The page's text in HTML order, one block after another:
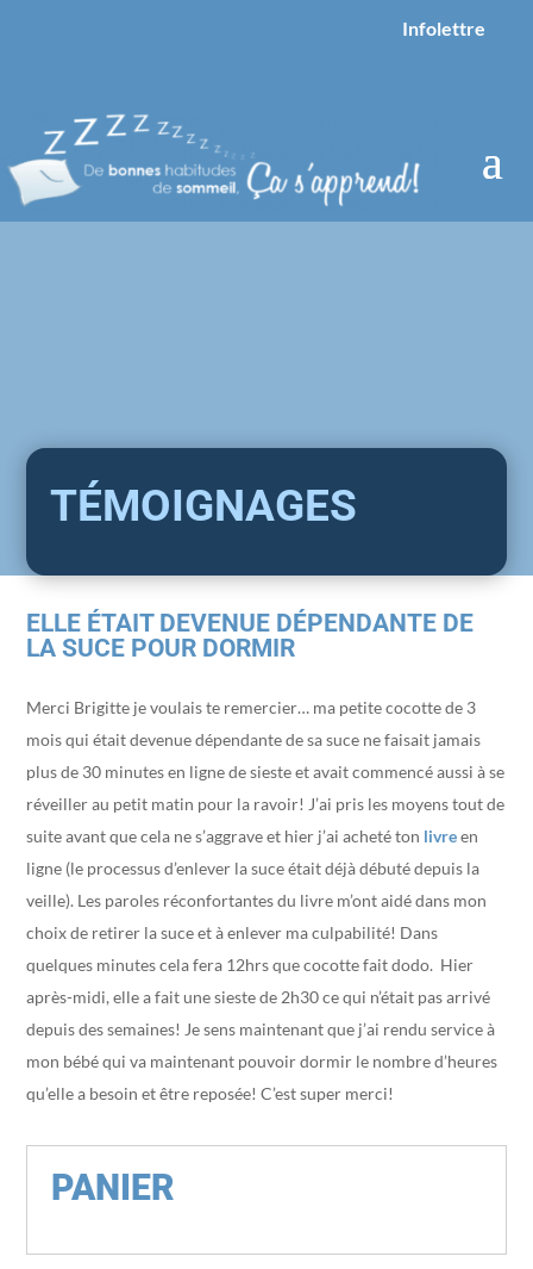
Infolettre
TÉMOIGNAGES
ELLE ÉTAIT DEVENUE DÉPENDANTE DE
LA SUCE POUR DORMIR
Merci Brigitte je voulais te remercier… ma petite cocotte de 3
mois qui était devenue dépendante de sa suce ne faisait jamais
plus de 30 minutes en ligne de sieste et avait commencé aussi à se
réveiller au petit matin pour la ravoir! J’ai pris les moyens tout de
suite avant que cela ne s’aggrave et hier j’ai acheté ton livreen
ligne (le processus d’enlever la suce était déjà débuté depuis la
veille). Les paroles réconfortantes du livre m’ont aidé dans mon
choix de retirer la suce et à enlever ma culpabilité! Dans
quelques minutes cela fera 12hrs que cocotte fait dodo. Hier
après-midi, elle a fait une sieste de 2h30 ce qui n’était pas arrivé
depuis des semaines! Je sens maintenant que j’ai rendu service à
mon bébé qui va maintenant pouvoir dormir le nombre d’heures
qu’elle a besoin et être reposée! C’est super merci!
PANIER